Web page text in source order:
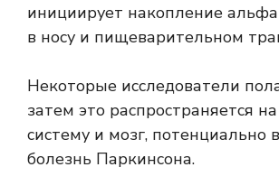
инициирует накопление
в носу и пищеварительном
Некоторые исследователи
затем это распространяется
систему и мозг, потенциально
болезнь Паркинсона.